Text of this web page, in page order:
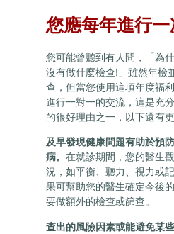
您應每年進行
您可能曾聽到有人問，「為
沒有做什麼檢查!」雖然年檢
查，但當您使用這項年度福
進行一對一的交流，這是充
的很好理由之一，以下還有
及早發現健康問題有助於預
病。 在就診期間，您的醫生
況，如平衡、聽力、視力或
果可幫助您的醫生確定今後
要做額外的檢查或篩查。
查出的風險因素或能避免某